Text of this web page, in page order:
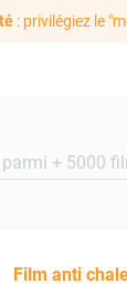
: privilégiez le
Film anti